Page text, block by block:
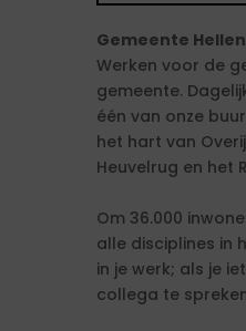
Gemeente
Werken voor de
gemeente.
één van onze
het hart van
Heuvelrug en het
Om 36.000
alle disciplines in
in je werk; als je
collega te